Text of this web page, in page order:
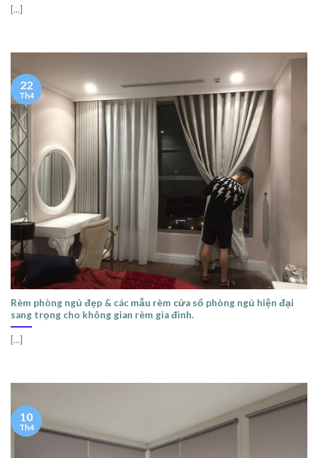
[...]
Rèm phòng ngủ đẹp & các mẫu rèm cửa sổ phòng ngủ hiện đại
sang trọng cho không gian rèm gia đình.
[...]
22
Th4
10
Th4